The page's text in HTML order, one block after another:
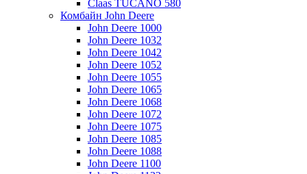
Claas TUCANO 580
Комбайн John Deere
John Deere 1000
John Deere 1032
John Deere 1042
John Deere 1052
John Deere 1055
John Deere 1065
John Deere 1068
John Deere 1072
John Deere 1075
John Deere 1085
John Deere 1088
John Deere 1100